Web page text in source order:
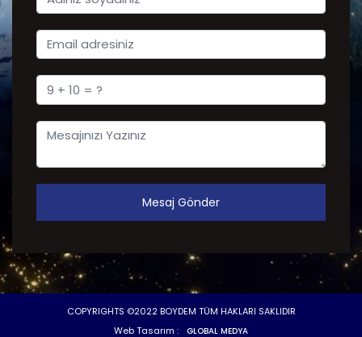
Mesaj Gönder
COPYRIGHTS ©2022 BOYDEM TÜM HAKLARI SAKLIDIR
Web Tasarım :
GLOBAL MEDYA